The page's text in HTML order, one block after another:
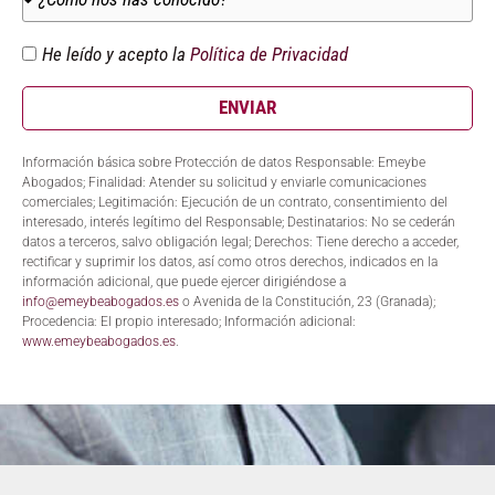
He leído y acepto la Política de Privacidad
ENVIAR
Información básica sobre Protección de datos Responsable: Emeybe
Abogados; Finalidad: Atender su solicitud y enviarle comunicaciones
comerciales; Legitimación: Ejecución de un contrato, consentimiento del
interesado, interés legítimo del Responsable; Destinatarios: No se cederán
datos a terceros, salvo obligación legal; Derechos: Tiene derecho a acceder,
rectificar y suprimir los datos, así como otros derechos, indicados en la
información adicional, que puede ejercer dirigiéndose a
info@emeybeabogados.es o Avenida de la Constitución, 23 (Granada);
Procedencia: El propio interesado; Información adicional:
www.emeybeabogados.es